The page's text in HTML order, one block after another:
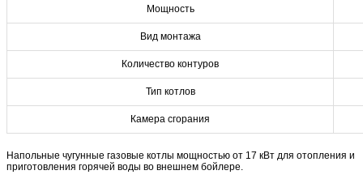
Мощность
Вид монтажа
Количество контуров
Тип котлов
Камера сгорания
Напольные чугунные газовые котлы мощностью от 17 кВт для отопления и
приготовления горячей воды во внешнем бойлере.